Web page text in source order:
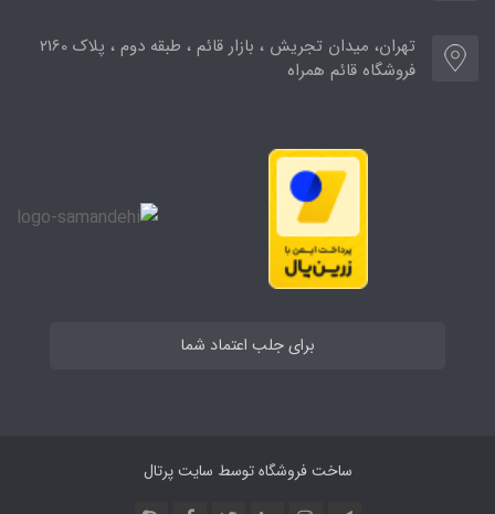
تهران، میدان تجریش ، بازار قائم ، طبقه دوم ، پلاک 2160
فروشگاه قائم همراه
برای جلب اعتماد شما
ساخت فروشگاه توسط سایت پرتال